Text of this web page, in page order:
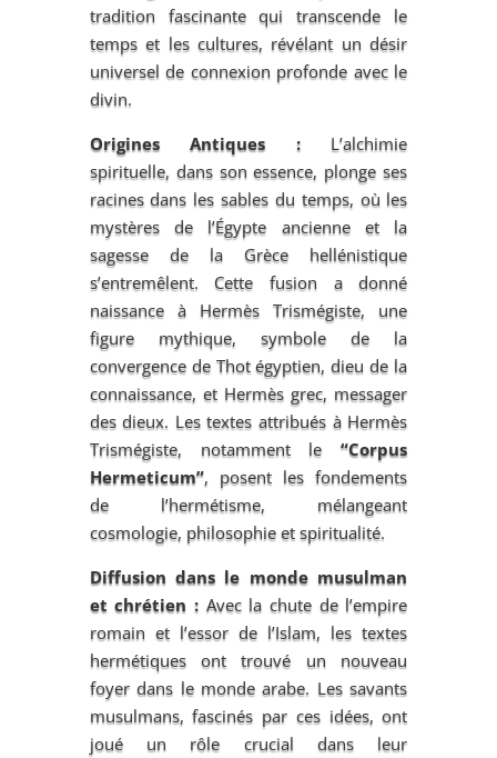
tradition fascinante qui transcende le
temps et les cultures, révélant un désir
universel de connexion profonde avec le
divin.
Origines Antiques :L’alchimie
spirituelle, dans son essence, plonge ses
racines dans les sables du temps, où les
mystères de l’Égypte ancienne et la
sagesse de la Grèce hellénistique
s’entremêlent. Cette fusion a donné
naissance à Hermès Trismégiste, une
figure mythique, symbole de la
convergence de Thot égyptien, dieu de la
connaissance, et Hermès grec, messager
des dieux. Les textes attribués à Hermès
Trismégiste, notamment le“Corpus
Hermeticum”, posent les fondements
de l’hermétisme, mélangeant
cosmologie, philosophie et spiritualité.
Diffusion dans le monde musulman
et chrétien :Avec la chute de l’empire
romain et l’essor de l’Islam, les textes
hermétiques ont trouvé un nouveau
foyer dans le monde arabe. Les savants
musulmans, fascinés par ces idées, ont
joué un rôle crucial dans leur